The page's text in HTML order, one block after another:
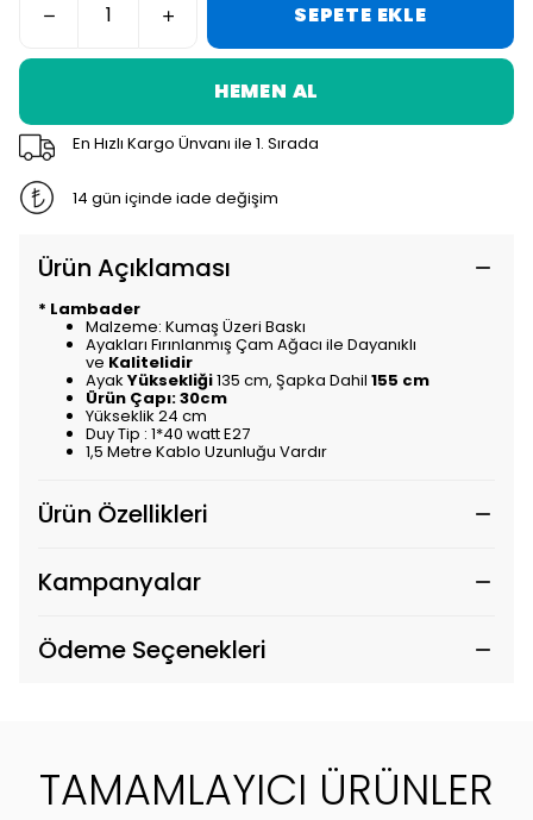
SEPETE EKLE
HEMEN AL
En Hızlı Kargo Ünvanı ile 1. Sırada
14 gün içinde iade değişim
Ürün Açıklaması
* Lambader
Malzeme: Kumaş Üzeri Baskı
Ayakları Fırınlanmış Çam Ağacı ile Dayanıklı
ve Kalitelidir
Ayak Yüksekliği135 cm, Şapka Dahil 155 cm
Ürün Çapı: 30cm
Yükseklik 24 cm
Duy Tip : 1*40 watt E27
1,5 Metre Kablo Uzunluğu Vardır
Ürün Özellikleri
Kampanyalar
Ödeme Seçenekleri
TAMAMLAYICI ÜRÜNLER